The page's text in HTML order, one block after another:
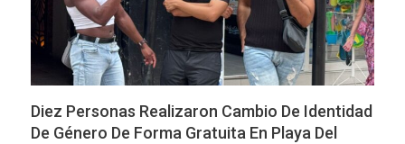
Diez Personas Realizaron Cambio De Identidad
De Género De Forma Gratuita En Playa Del